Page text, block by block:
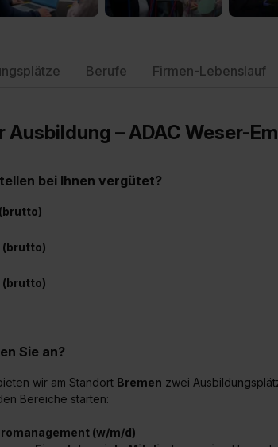
Berufe Firmen-Lebenslauf
– ADAC Weser-
bei Ihnen vergütet?
(brutto)
(brutto)
Sie an?
wir am Standort Bremen zwei
Bereiche starten:
(w/m/d)